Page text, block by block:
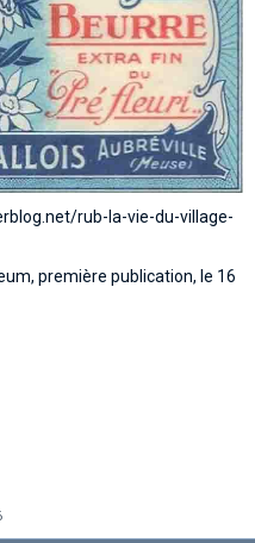
rub-la-vie-du-village-
première publication, le 16